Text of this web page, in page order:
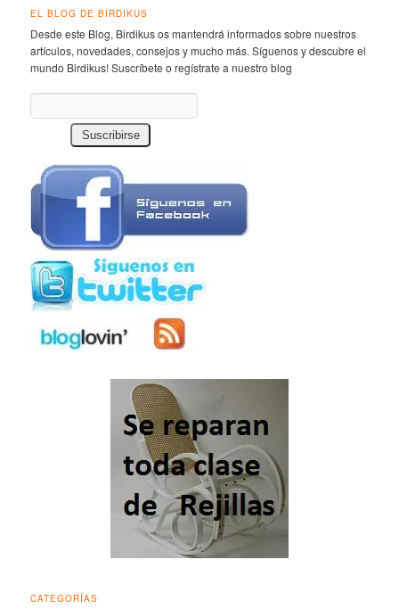
EL BLOG DE BIRDIKUS
Desde este Blog, Birdikus os mantendrá informados sobre nuestros
artículos, novedades, consejos y mucho más. Síguenos y descubre el
mundo Birdikus! Suscríbete o regístrate a nuestro blog
CATEGORÍAS